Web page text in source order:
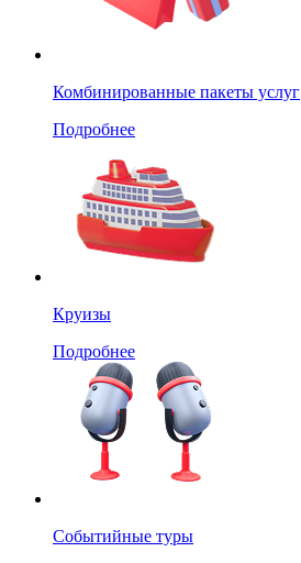
Комбинированные пакеты услуг
Подробнее
Круизы
Подробнее
Событийные туры